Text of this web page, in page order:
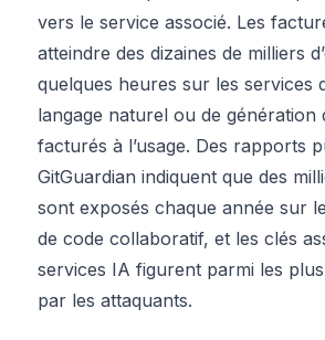
vers le service associé. Les
atteindre des dizaines de milliers
quelques heures sur les services
langage naturel ou de génération
facturés à l’usage. Des rapports
GitGuardian indiquent que des
sont exposés chaque année sur
de code collaboratif, et les clés
services IA figurent parmi les
par les attaquants.